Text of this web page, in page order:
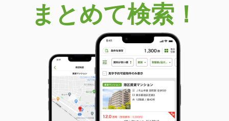
まとめて検索！